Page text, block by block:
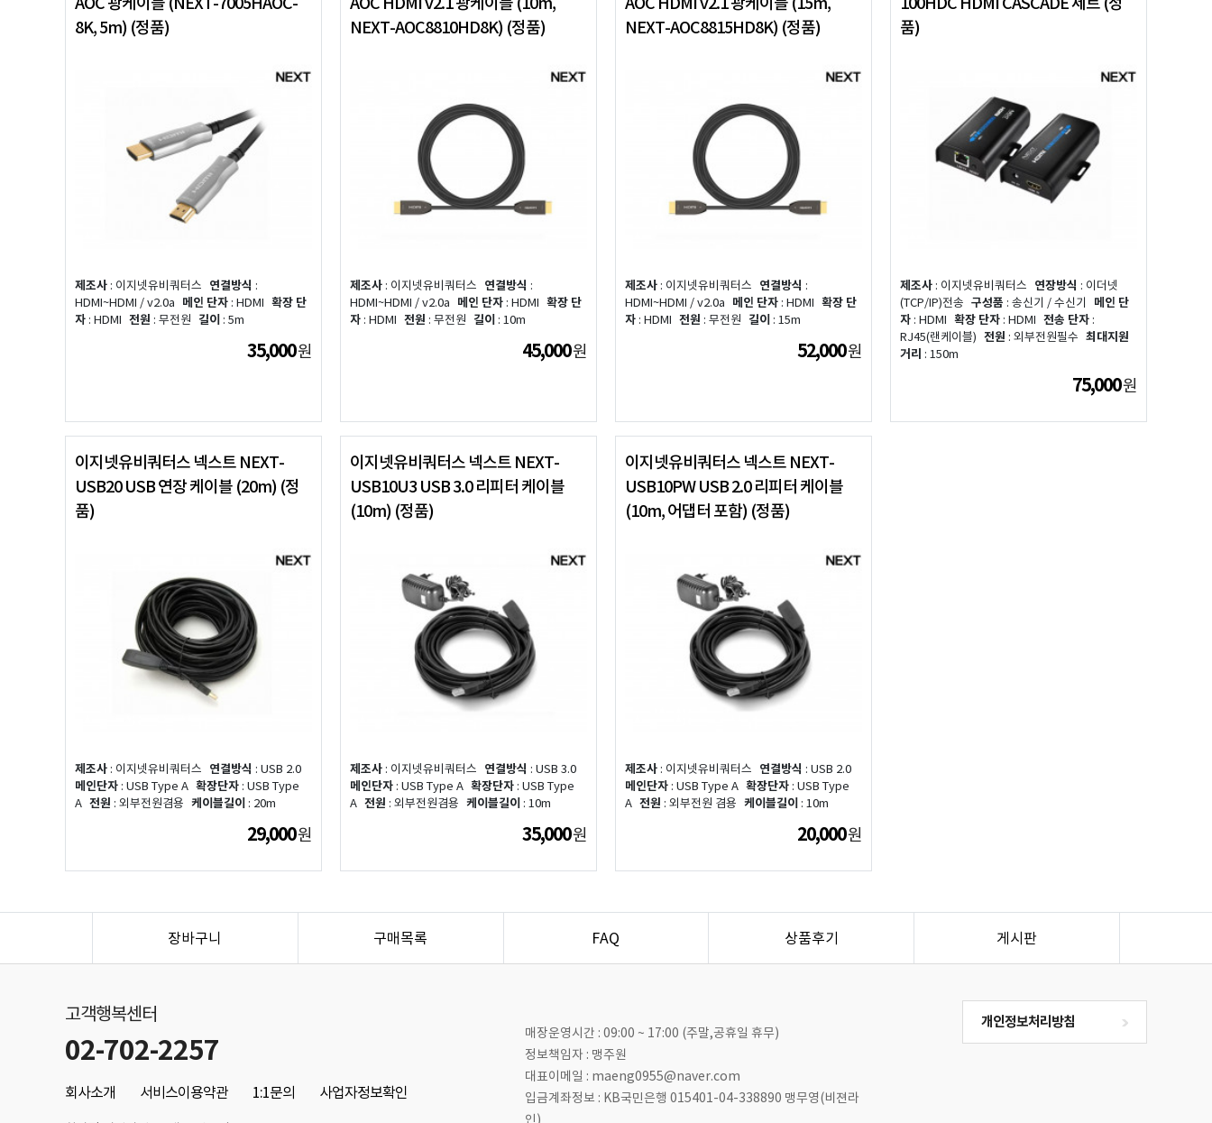
8K, 5m) (정품)
제조사 : 이지넷유비쿼터스 연결방식 :
HDMI~HDMI / v2.0a 메인 단자 : HDMI 확장 단
자 : HDMI 전원 : 무전원 길이 : 5m
35,000원
NEXT-AOC8810HD8K) (정품)
제조사 : 이지넷유비쿼터스 연결방식 :
HDMI~HDMI / v2.0a 메인 단자 : HDMI 확장 단
자 : HDMI 전원 : 무전원 길이 : 10m
45,000원
NEXT-AOC8815HD8K) (정품)
제조사 : 이지넷유비쿼터스 연결방식 :
HDMI~HDMI / v2.0a 메인 단자 : HDMI 확장 단
자 : HDMI 전원 : 무전원 길이 : 15m
52,000원
품)
제조사 : 이지넷유비쿼터스 연장방식 : 이더넷
(TCP/IP)전송 구성품 : 송신기 / 수신기
메인 단
자 : HDMI 확장 단자 : HDMI 전송 단자 :
RJ45(랜케이블) 전원 : 외부전원필수 최대지원
거리 : 150m
75,000원
이지넷유비쿼터스 넥스트 NEXT-
USB20 USB 연장 케이블 (20m) (정
품)
제조사 : 이지넷유비쿼터스 연결방식 : USB 2.0
메인단자 : USB Type A 확장단자 : USB Type
A 전원 : 외부전원겸용 케이블길이 : 20m
29,000원
이지넷유비쿼터스 넥스트 NEXT-
USB10U3 USB 3.0 리피터 케이블
(10m) (정품)
제조사 : 이지넷유비쿼터스 연결방식 : USB 3.0
메인단자 : USB Type A 확장단자 : USB Type
A 전원 : 외부전원겸용 케이블길이 : 10m
35,000원
이지넷유비쿼터스 넥스트 NEXT-
USB10PW USB 2.0 리피터 케이블
(10m, 어댑터 포함) (정품)
제조사 : 이지넷유비쿼터스 연결방식 : USB 2.0
메인단자 : USB Type A 확장단자 : USB Type
A 전원 : 외부전원 겸용 케이블길이 : 10m
20,000원
장바구니 구매목록 FAQ 상품후기 게시판
고객행복센터
02-702-2257
회사소개 서비스이용약관 1:1문의 사업자정보확인
매장운영시간 : 09:00 ~ 17:00 (주말,공휴일 휴무)
정보책임자 : 맹주원
대표이메일 : maeng0955@naver.com
입금계좌정보 : KB국민은행 015401-04-338890 맹무영(비젼라
인)
개인정보처리방침